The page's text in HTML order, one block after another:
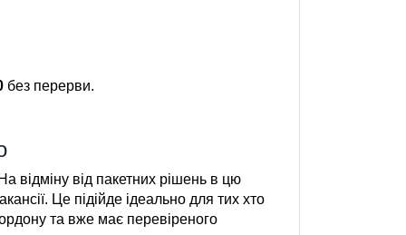
без перерви.
відміну від пакетних рішень в цю
Це підійде ідеально для тих хто
та вже має перевіреного